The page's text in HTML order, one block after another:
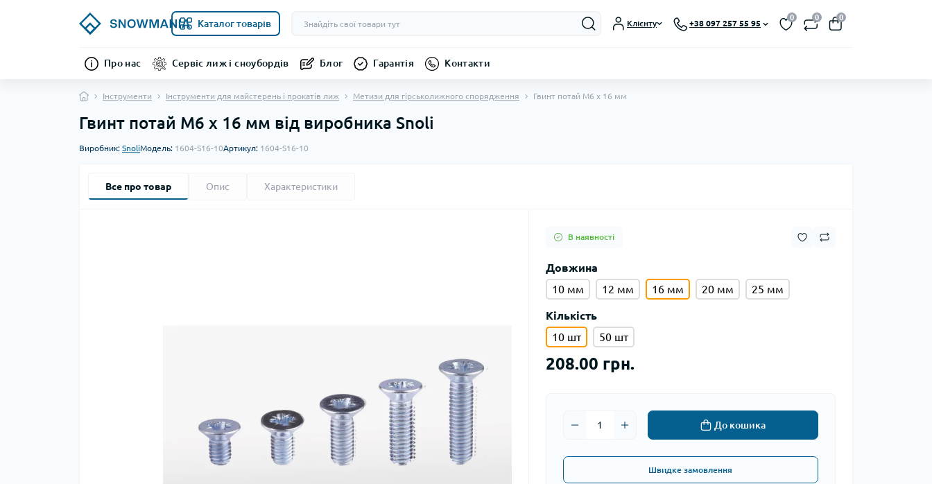
Каталог товарів Клієнту +38 097 257 55 95
0 0 0
Про нас Сервіс лиж і сноубордів Блог Гарантія Контакти
Інструменти Інструменти для майстерень і прокатів лиж Метизи для гірськолижного спорядження Гвинт потай М6 x 16 мм
Гвинт потай М6 x 16 мм від виробника Snoli
Виробник: SnoliМодель: 1604-S16-10Артикул: 1604-S16-10
Все про товар Опис Характеристики
В наявності
Довжина
10 мм
12 мм 16 мм 20 мм 25 мм
Кількість
10 шт
50 шт
208.00 грн.
До кошика
Швидке замовлення